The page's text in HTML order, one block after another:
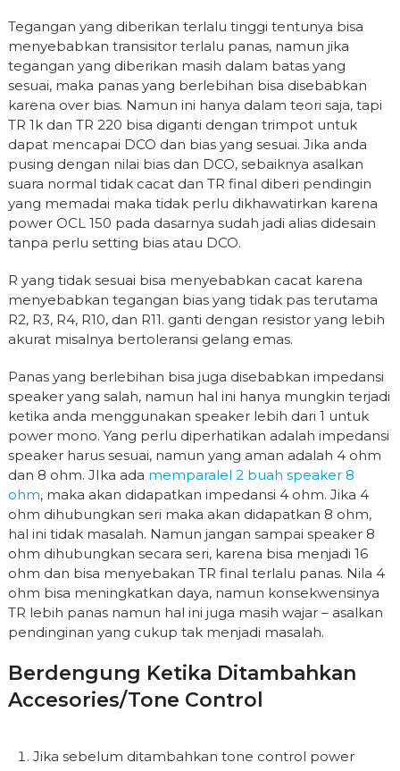
Tegangan yang diberikan terlalu tinggi tentunya bisa
menyebabkan transisitor terlalu panas, namun jika
tegangan yang diberikan masih dalam batas yang
sesuai, maka panas yang berlebihan bisa disebabkan
karena over bias. Namun ini hanya dalam teori saja, tapi
TR 1k dan TR 220 bisa diganti dengan trimpot untuk
dapat mencapai DCO dan bias yang sesuai. Jika anda
pusing dengan nilai bias dan DCO, sebaiknya asalkan
suara normal tidak cacat dan TR final diberi pendingin
yang memadai maka tidak perlu dikhawatirkan karena
power OCL 150 pada dasarnya sudah jadi alias didesain
tanpa perlu setting bias atau DCO.
R yang tidak sesuai bisa menyebabkan cacat karena
menyebabkan tegangan bias yang tidak pas terutama
R2, R3, R4, R10, dan R11. ganti dengan resistor yang lebih
akurat misalnya bertoleransi gelang emas.
Panas yang berlebihan bisa juga disebabkan impedansi
speaker yang salah, namun hal ini hanya mungkin terjadi
ketika anda menggunakan speaker lebih dari 1 untuk
power mono. Yang perlu diperhatikan adalah impedansi
speaker harus sesuai, namun yang aman adalah 4 ohm
dan 8 ohm. JIka ada memparalel 2 buah speaker 8
ohm, maka akan didapatkan impedansi 4 ohm. Jika 4
ohm dihubungkan seri maka akan didapatkan 8 ohm,
hal ini tidak masalah. Namun jangan sampai speaker 8
ohm dihubungkan secara seri, karena bisa menjadi 16
ohm dan bisa menyebakan TR final terlalu panas. Nila 4
ohm bisa meningkatkan daya, namun konsekwensinya
TR lebih panas namun hal ini juga masih wajar – asalkan
pendinginan yang cukup tak menjadi masalah.
Berdengung Ketika Ditambahkan
Accesories/tone Control
Jika sebelum ditambahkan tone control power